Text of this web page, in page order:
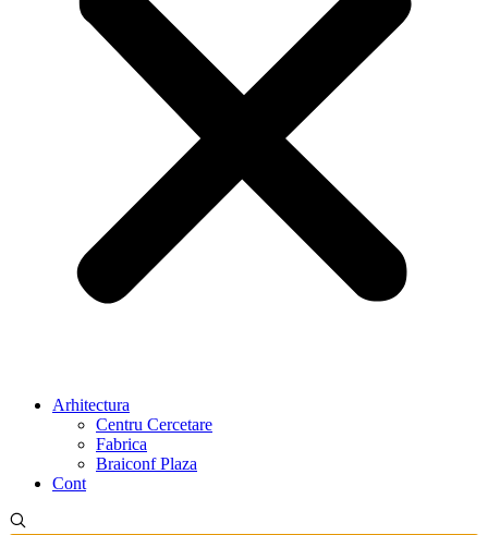
Arhitectura
Centru Cercetare
Fabrica
Braiconf Plaza
Cont